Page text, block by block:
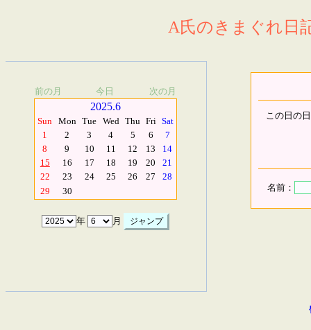
A氏のきまぐれ日
前の月 今日 次の月
2025.6
Sun Mon Tue Wed Thu Fri Sat
1
2 3 4 5 6
7
8
9 10 11 12 13
14
15
16 17 18 19 20
21
22
23 24 25 26 27
28
29
30
年 月
この日の
名前：